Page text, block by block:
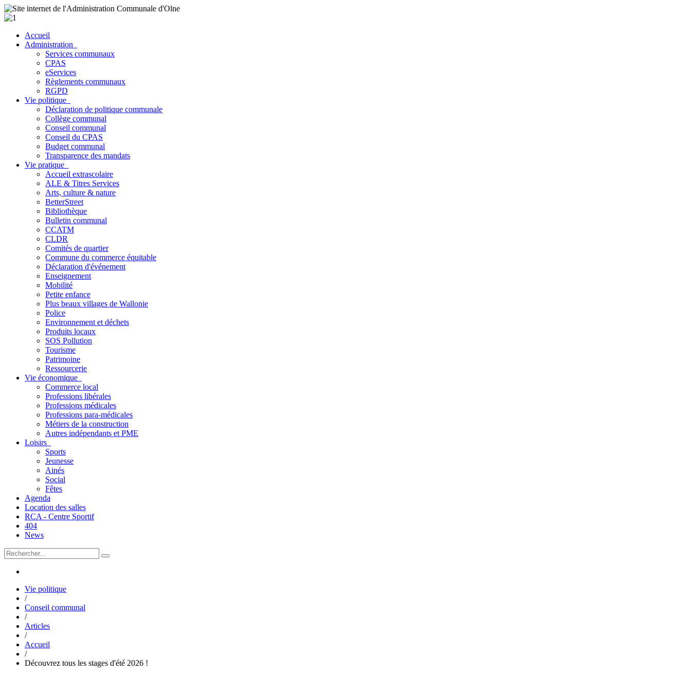
Accueil
Administration
Services communaux
CPAS
eServices
Règlements communaux
RGPD
Vie politique
Déclaration de politique communale
Collège communal
Conseil communal
Conseil du CPAS
Budget communal
Transparence des mandats
Vie pratique
Accueil extrascolaire
ALE & Titres Services
Arts, culture & nature
BetterStreet
Bibliothèque
Bulletin communal
CCATM
CLDR
Comités de quartier
Commune du commerce équitable
Déclaration d'événement
Enseignement
Mobilité
Petite enfance
Plus beaux villages de Wallonie
Police
Environnement et déchets
Produits locaux
SOS Pollution
Tourisme
Patrimoine
Ressourcerie
Vie économique
Commerce local
Professions libérales
Professions médicales
Professions para-médicales
Métiers de la construction
Autres indépendants et PME
Loisirs
Sports
Jeunesse
Ainés
Social
Fêtes
Agenda
Location des salles
RCA - Centre Sportif
404
News
Vie politique
/
Conseil communal
/
Articles
/
Accueil
/
Découvrez tous les stages d'été 2026 !